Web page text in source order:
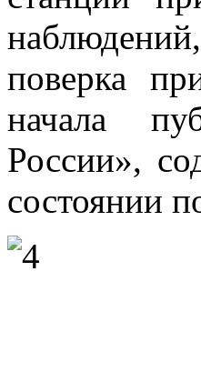
поверка
начала
России»,
состоянии